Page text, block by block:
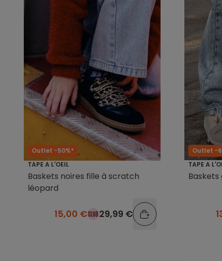
Outlet -50%*
TAPE A L'OEIL
Baskets noires fille à scratch
léopard
15,00 € 29,99 €
Outlet -
TAPE A